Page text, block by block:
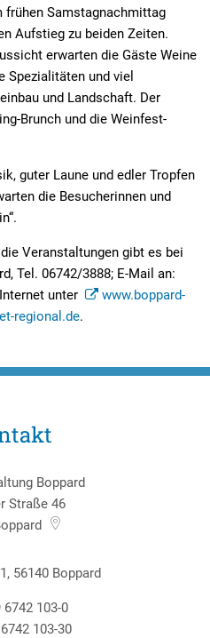
frühen Samstagnachmittag
Aufstieg zu beiden Zeiten.
erwarten die Gäste Weine
Spezialitäten und viel
und Landschaft. Der
Brunch und die Weinfest-
guter Laune und edler Tropfen
die Besucherinnen und
Veranstaltungen gibt es bei
Tel. 06742/3888; E-Mail an:
unter
www.boppard-
regional.de.
Boppard
Straße 46
56140 Boppard
6742 103-0
103-30